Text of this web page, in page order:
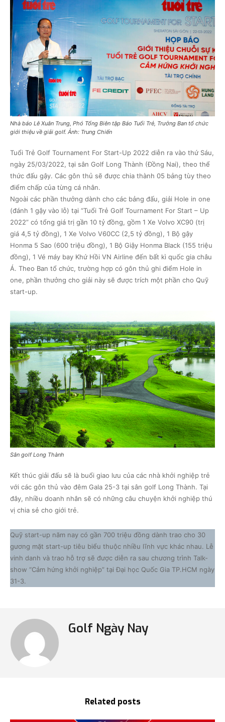
Nhà báo Lê Xuân Trung, Phó Tổng Biên tập Báo Tuổi Trẻ, Trưởng Ban tổ chức
giới thiệu về giải golf. Ảnh: Trung Chiến
Tuổi Trẻ Golf Tournament For Start-Up 2022 diễn ra vào thứ Sáu,
ngày 25/03/2022, tại sân Golf Long Thành (Đồng Nai), theo thể
thức đấu gậy. Các gôn thủ sẽ được chia thành 05 bảng tùy theo
điểm chấp của từng cá nhân.
Ngoài các phần thưởng dành cho các bảng đấu, giải Hole in one
(đánh 1 gậy vào lỗ) tại “Tuổi Trẻ Golf Tournament For Start – Up
2022” có tổng giá trị gần 10 tỷ đồng, gồm 1 Xe Volvo XC90 (trị
giá 4,5 tỷ đồng), 1 Xe Volvo V60CC (2,5 tỷ đồng), 1 Bộ gậy
Honma 5 Sao (600 triệu đồng), 1 Bộ Giậy Honma Black (155 triệu
đồng), 1 Vé máy bay Khứ Hồi VN Airline đến bất kì quốc gia châu
Á. Theo Ban tổ chức, trường hợp có gôn thủ ghi điểm Hole in
one, phần thưởng cho giải này sẽ được trích một phần cho Quỹ
start-up.
Sân golf Long Thành
Kết thúc giải đấu sẽ là buổi giao lưu của các nhà khởi nghiệp trẻ
với các gôn thủ vào đêm Gala 25-3 tại sân golf Long Thành. Tại
đây, nhiều doanh nhân sẽ có những câu chuyện khởi nghiệp thú
vị chia sẻ cho giới trẻ.
Quỹ start-up năm nay có gần 700 triệu đồng dành trao cho 30
gương mặt start-up tiêu biểu thuộc nhiều lĩnh vực khác nhau. Lễ
vinh danh và trao hỗ trợ sẽ được diễn ra sau chương trình Talk-
show “Cảm hứng khởi nghiệp” tại Đại học Quốc Gia TP.HCM ngày
31-3.
Golf Ngày Nay
Related posts